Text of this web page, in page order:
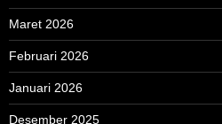
Maret 2026
Februari 2026
Januari 2026
Desember 2025